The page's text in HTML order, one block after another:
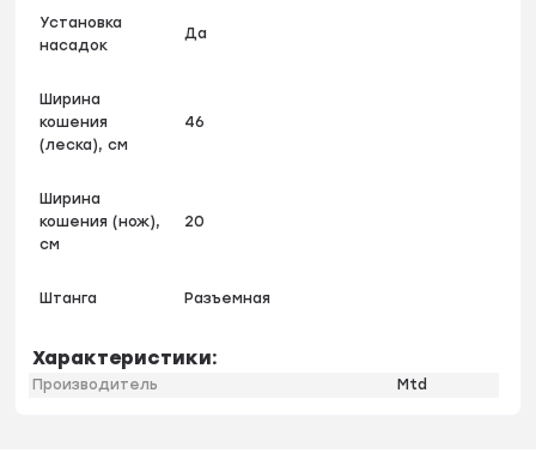
Установка
насадок
Да
Ширина
кошения
(леска), см
46
Ширина
кошения (нож),
см
20
Штанга Разъемная
Характеристики:
Производитель Mtd